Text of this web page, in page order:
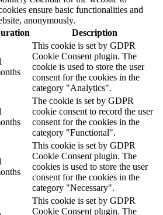
ensure basic functionalities and
anonymously.
Description
This cookie is set by GDPR
Cookie Consent plugin. The
cookie is used to store the user
consent for the cookies in the
category "Analytics".
The cookie is set by GDPR
cookie consent to record the user
consent for the cookies in the
category "Functional".
This cookie is set by GDPR
Cookie Consent plugin. The
cookies is used to store the user
consent for the cookies in the
category "Necessary".
This cookie is set by GDPR
Cookie Consent plugin. The